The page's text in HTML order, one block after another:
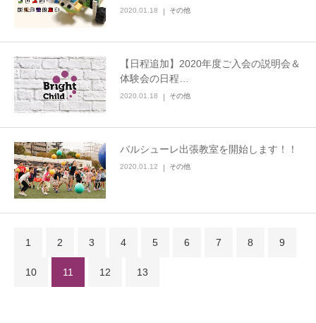
2020.01.18 その他
【日程追加】2020年度ご入会の説明会＆
体験会の日程…
2020.01.18 その他
バルシューレ出張教室を開始します！！
2020.01.12 その他
1 2 3 4 5 6 7 8 9
10 11 12 13